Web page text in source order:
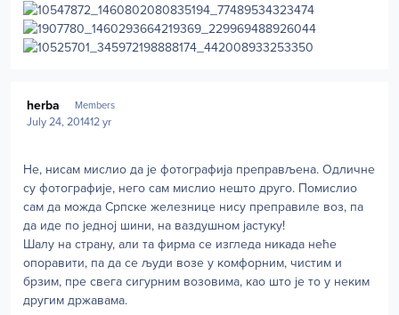
herba Members
July 24, 201412 yr
Не, нисам мислио да је фотографија преправљена. Одличне
су фотографије, него сам мислио нешто друго. Помислио
сам да можда Српске железнице нису преправиле воз, па
да иде по једној шини, на ваздушном јастуку!
Шалу на страну, али та фирма се изгледа никада неће
опоравити, па да се људи возе у комфорним, чистим и
брзим, пре свега сигурним возовима, као што је то у неким
другим државама.